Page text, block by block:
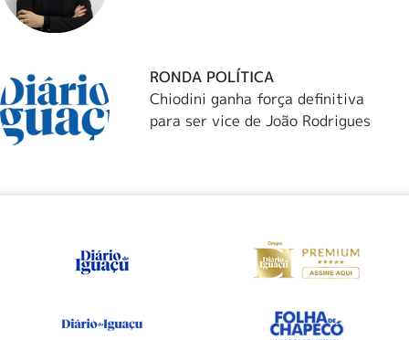
RONDA POLÍTICA
Chiodini ganha força definitiva
para ser vice de João Rodrigues